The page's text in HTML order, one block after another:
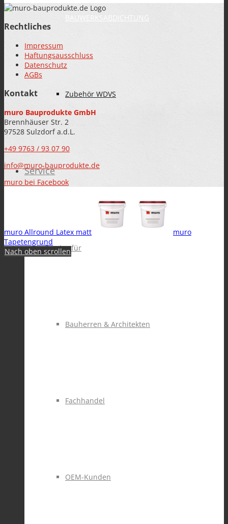
BAUWERKSABDICHTUNG
Zubehör WDVS
Service
Service für
Bauherren & Architekten
Fachhandel
OEM-Kunden
Rechtliches
Impressum
Haftungsausschluss
Datenschutz
AGBs
Kontakt
muro Bauprodukte GmbH
Brennhäuser Str. 2
97528 Sulzdorf a.d.L.
+49 9763 / 93 07 90
info@muro-bauprodukte.de
muro bei Facebook
muro Allround Latex matt
muro
Tapetengrund
Nach oben scrollen